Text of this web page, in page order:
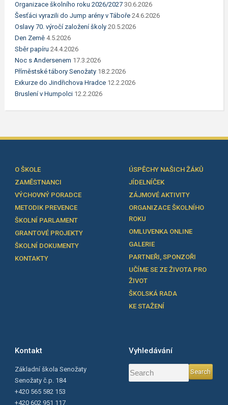
Organizace školního roku 2026/2027 30.6.2026
Šesťáci vyrazili do Jump arény v Táboře 24.6.2026
Oslavy 70. výročí založení školy 20.5.2026
Den Země 4.5.2026
Sběr papíru 24.4.2026
Noc s Andersenem 17.3.2026
Příměstské tábory Senožaty 18.2.2026
Exkurze do Jindřichova Hradce 12.2.2026
Bruslení v Humpolci 12.2.2026
O ŠKOLE
ZAMĚSTNANCI
VÝCHOVNÝ PORADCE
METODIK PREVENCE
ŠKOLNÍ PARLAMENT
GRANTOVÉ PROJEKTY
ŠKOLNÍ DOKUMENTY
KONTAKTY
ÚSPĚCHY NAŠICH ŽÁKŮ
JÍDELNÍČEK
ZÁJMOVÉ AKTIVITY
ORGANIZACE ŠKOLNÍHO
ROKU
OMLUVENKA ONLINE
GALERIE
PARTNEŘI, SPONZOŘI
UČÍME SE ZE ŽIVOTA PRO
ŽIVOT
ŠKOLSKÁ RADA
KE STAŽENÍ
Kontakt
Základní škola Senožaty
Senožaty č.p. 184
+420 565 582 153
+420 602 951 117
Vyhledávání